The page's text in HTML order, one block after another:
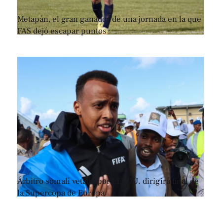
Metapán, el gran ganador de una jornada en la que
FAS dejó escapar puntos
Árbitro somalí vetado por EE. UU. dirigirá final de
la Supercopa de Europa